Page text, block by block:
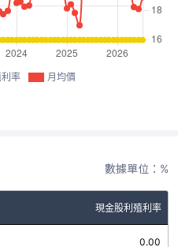
率 月均價
數據單位：%
現金股利殖利率
0.00